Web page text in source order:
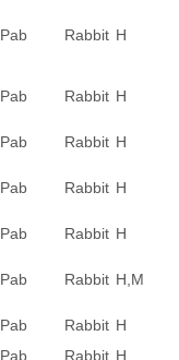
Pab Rabbit H
Pab Rabbit H
Pab Rabbit H
Pab Rabbit H
Pab Rabbit H
Pab Rabbit H,M
Pab Rabbit H
Pab Rabbit H